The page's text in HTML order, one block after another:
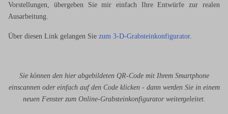
Vorstellungen, übergeben Sie mir einfach Ihre Entwürfe zur realen
Ausarbeitung.
Über diesen Link gelangen Siezum 3-D-Grabsteinkonfigurator.
Sie können den hier abgebildeten QR-Code mit Ihrem Smartphone
einscannen oder einfach auf den Code klicken - dann werden Sie in einem
neuen Fenster zum Online-Grabsteinkonfigurator weitergeleitet.